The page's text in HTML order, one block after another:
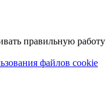
правильную работу
файлов cookie